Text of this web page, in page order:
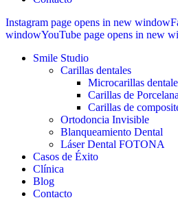
Instagram page opens in new window
windowYouTube page opens in new
Smile Studio
Carillas dentales
Microcarillas
Carillas de Porcelana
Carillas de
Ortodoncia Invisible
Blanqueamiento Dental
Láser Dental FOTONA
Casos de Éxito
Clínica
Blog
Contacto